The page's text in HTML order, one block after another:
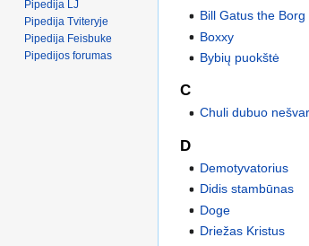
Bill Gatus the Borg
Boxxy
Bybių puokštė
C
Chuli dubuo
D
Demotyvatorius
Didis stambūnas
Doge
Driežas Kristus
Pipedija LJ
Pipedija Tviteryje
Pipedija Feisbuke
Pipedijos forumas